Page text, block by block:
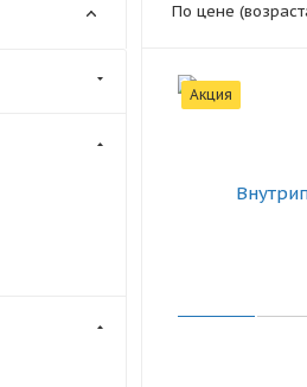
По цене
Акция